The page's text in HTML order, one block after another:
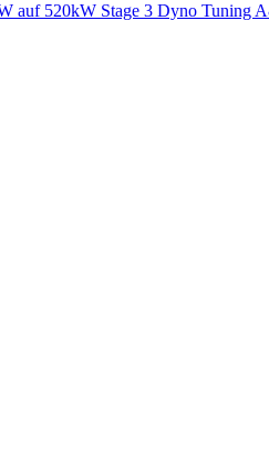
auf 520kW Stage 3 Dyno Tuning